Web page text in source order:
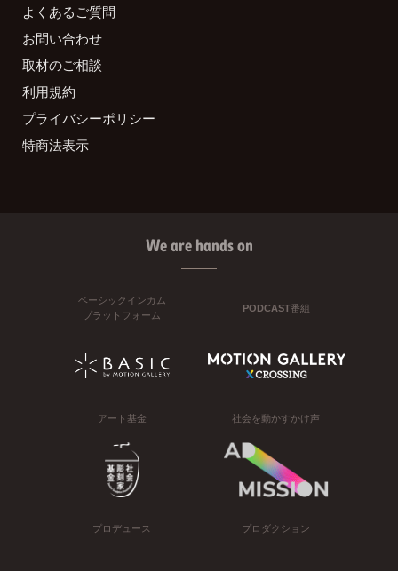
よくあるご質問
お問い合わせ
取材のご相談
利用規約
プライバシーポリシー
特商法表示
We are hands on
ベーシックインカム
プラットフォーム
PODCAST番組
アート基金 社会を動かすかけ声
プロデュース プロダクション